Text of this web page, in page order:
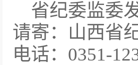
省纪委监委
请寄：山西省
电话：0351-